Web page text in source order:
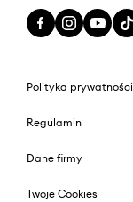
Polityka prywatności
Regulamin
Dane firmy
Twoje Cookies